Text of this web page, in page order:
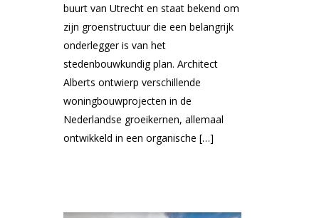
buurt van Utrecht en staat bekend om
zijn groenstructuur die een belangrijk
onderlegger is van het
stedenbouwkundig plan. Architect
Alberts ontwierp verschillende
woningbouwprojecten in de
Nederlandse groeikernen, allemaal
ontwikkeld in een organische […]